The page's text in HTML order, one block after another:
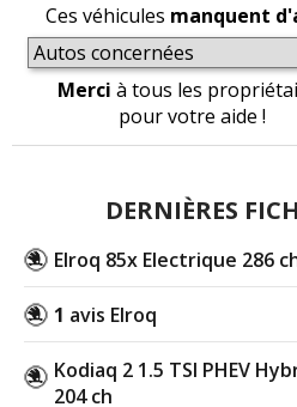
Ces véhicules manquent
Merci à tous les
pour votre aide !
DERNIÈRES
Elroq 85x Electrique 286
1 avis Elroq
Kodiaq 2 1.5 TSI PHEV
204 ch